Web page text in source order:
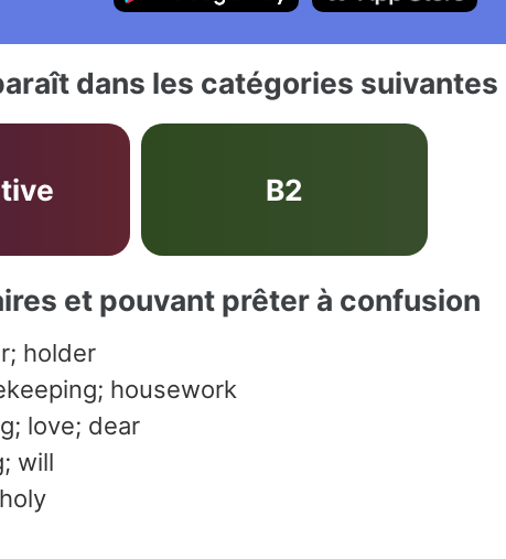
dans les catégories suivantes
B2
et pouvant prêter à confusion
holder
housework
love; dear
will